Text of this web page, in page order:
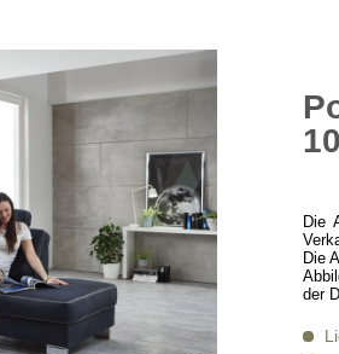
Die
Die
der